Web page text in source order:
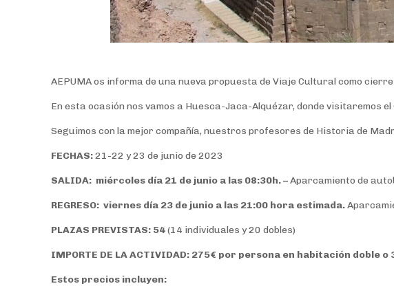
AEPUMA os informa de una nueva propuesta de Viaje Cultural como
En esta ocasión nos vamos a Huesca-Jaca-Alquézar, donde visitaremos
Seguimos con la mejor compañía, nuestros profesores de Historia de
FECHAS:21-22 y 23 de junio de 2023
SALIDA: miércoles día 21 de junio a las 08:30h. –Aparcamiento de
REGRESO: viernes día 23 de junio a las 21:00 hora estimada.
PLAZAS PREVISTAS: 54(14 individuales y 20 dobles)
IMPORTE DE LA ACTIVIDAD: 275€ por persona en habitación doble
Estos precios incluyen: